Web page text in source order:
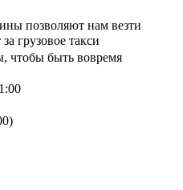
позволяют нам везти
грузовое такси
чтобы быть вовремя